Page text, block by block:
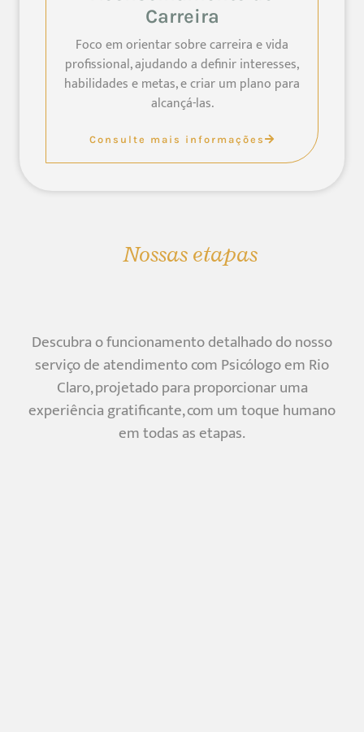
Carreira
Foco em orientar sobre carreira e vida
profissional, ajudando a definir interesses,
habilidades e metas, e criar um plano para
alcançá-las.
Consulte mais informações
Nossas etapas
Descubra o funcionamento detalhado do nosso
serviço de atendimento com Psicólogo em Rio
Claro, projetado para proporcionar uma
experiência gratificante, com um toque humano
em todas as etapas.